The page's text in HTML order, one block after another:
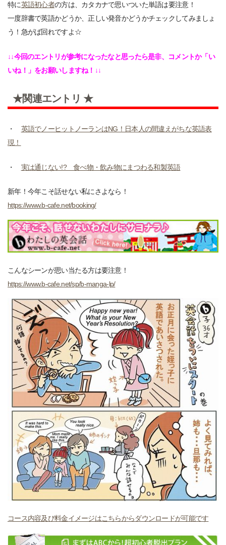
特に英語初心者の方は、カタカナで思いついた単語は要注意！
一度辞書で英語かどうか、正しい発音かどうかチェックしてみましょ
う！急がば回れですよ☆
↓↓今回のエントリが参考になったなと思ったら是非、コメントか「い
いね！」をお願いしますね！↓↓
★関連エントリ ★
・ 英語でノーヒットノーランはNG！日本人の間違えがちな英語表
現！
・ 実は通じない!? 食べ物・飲み物にまつわる和製英語
新年！今年こそ話せない私にさよなら！
https://www.b-cafe.net/booking/
こんなシーンが思い当たる方は要注意！
https://www.b-cafe.net/sp/b-manga-lp/
コース内容及び料金イメージはこちらからダウンロードが可能です